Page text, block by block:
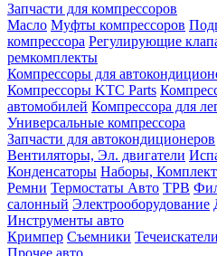
Запчасти для компрессоров
Масло Муфты компрессоров
компрессора Регулирующие
ремкомплекты
Компрессоры для
Компрессоры KTC Parts
автомобилей Компрессора для
Универсальные компрессора
Запчасти для автокондиционеров
Вентиляторы, Эл. двигатели
Конденсаторы Наборы,
Ремни Термостаты Авто ТРВ
салонный Электрооборудование
Инструменты авто
Кримпер Съемники
Прочее авто